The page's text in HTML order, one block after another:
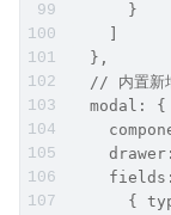
      }
  },
// 内置新
  modal: {
{